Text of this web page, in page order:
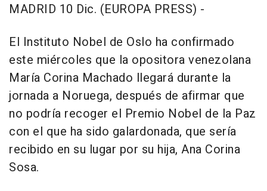
MADRID 10 Dic. (EUROPA PRESS) -
El Instituto Nobel de Oslo ha confirmado
este miércoles que la opositora venezolana
María Corina Machado llegará durante la
jornada a Noruega, después de afirmar que
no podría recoger el Premio Nobel de la Paz
con el que ha sido galardonada, que sería
recibido en su lugar por su hija, Ana Corina
Sosa.